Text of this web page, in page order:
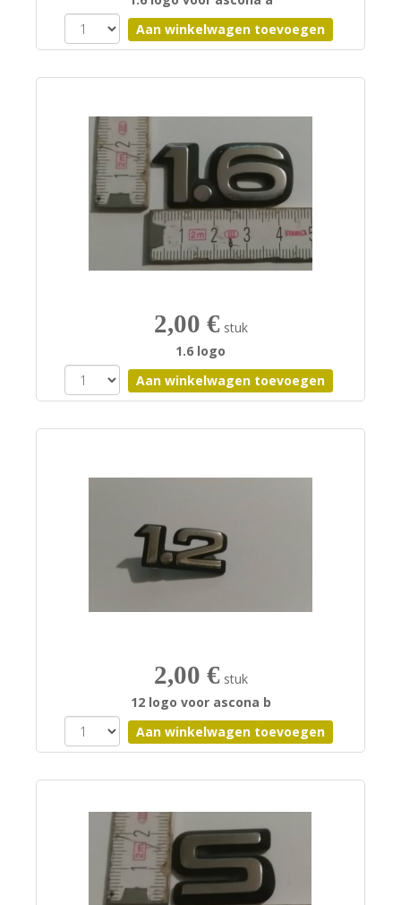
2,00 € stuk
1.6 logo
2,00 € stuk
12 logo voor ascona b